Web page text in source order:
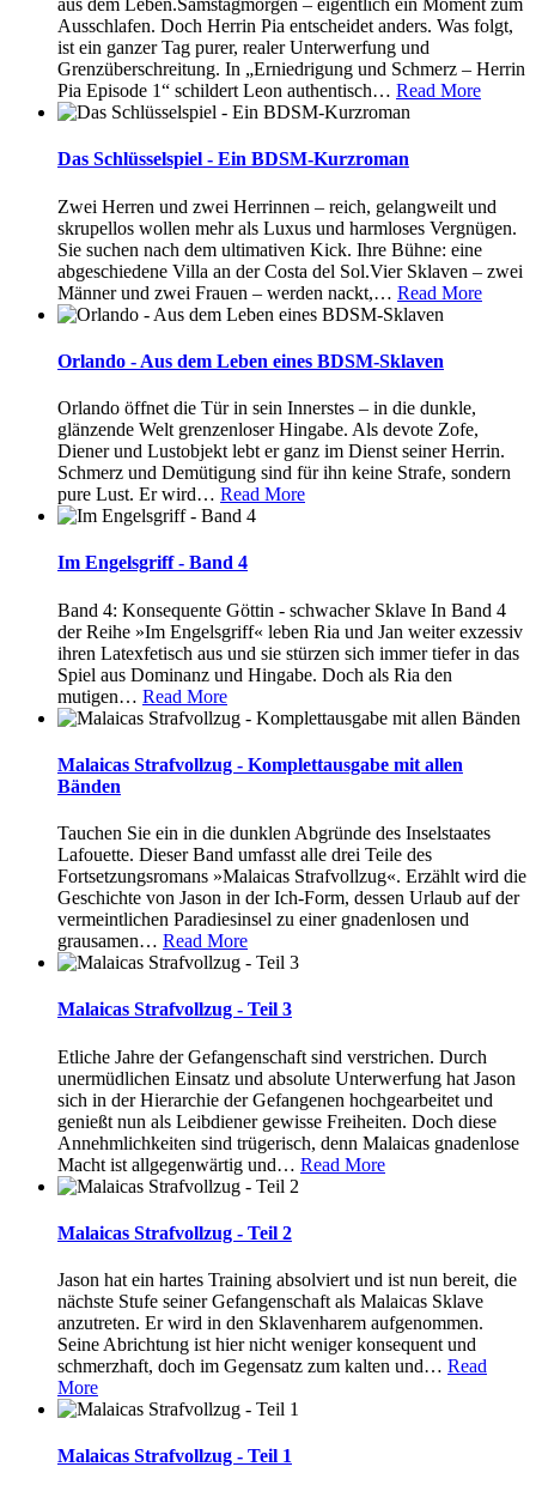
aus dem Leben.Samstagmorgen – eigentlich ein Moment zum
Ausschlafen. Doch Herrin Pia entscheidet anders. Was folgt,
ist ein ganzer Tag purer, realer Unterwerfung und
Grenzüberschreitung. In „Erniedrigung und Schmerz – Herrin
Pia Episode 1“ schildert Leon authentisch… Read More
Das Schlüsselspiel - Ein BDSM-Kurzroman
Zwei Herren und zwei Herrinnen – reich, gelangweilt und
skrupellos wollen mehr als Luxus und harmloses Vergnügen.
Sie suchen nach dem ultimativen Kick. Ihre Bühne: eine
abgeschiedene Villa an der Costa del Sol.Vier Sklaven – zwei
Männer und zwei Frauen – werden nackt,… Read More
Orlando - Aus dem Leben eines BDSM-Sklaven
Orlando öffnet die Tür in sein Innerstes – in die dunkle,
glänzende Welt grenzenloser Hingabe. Als devote Zofe,
Diener und Lustobjekt lebt er ganz im Dienst seiner Herrin.
Schmerz und Demütigung sind für ihn keine Strafe, sondern
pure Lust. Er wird… Read More
Im Engelsgriff - Band 4
Band 4: Konsequente Göttin - schwacher Sklave In Band 4
der Reihe »Im Engelsgriff« leben Ria und Jan weiter exzessiv
ihren Latexfetisch aus und sie stürzen sich immer tiefer in das
Spiel aus Dominanz und Hingabe. Doch als Ria den
mutigen… Read More
Malaicas Strafvollzug - Komplettausgabe mit allen
Bänden
Tauchen Sie ein in die dunklen Abgründe des Inselstaates
Lafouette. Dieser Band umfasst alle drei Teile des
Fortsetzungsromans »Malaicas Strafvollzug«. Erzählt wird die
Geschichte von Jason in der Ich-Form, dessen Urlaub auf der
vermeintlichen Paradiesinsel zu einer gnadenlosen und
grausamen… Read More
Malaicas Strafvollzug - Teil 3
Etliche Jahre der Gefangenschaft sind verstrichen. Durch
unermüdlichen Einsatz und absolute Unterwerfung hat Jason
sich in der Hierarchie der Gefangenen hochgearbeitet und
genießt nun als Leibdiener gewisse Freiheiten. Doch diese
Annehmlichkeiten sind trügerisch, denn Malaicas gnadenlose
Macht ist allgegenwärtig und… Read More
Malaicas Strafvollzug - Teil 2
Jason hat ein hartes Training absolviert und ist nun bereit, die
nächste Stufe seiner Gefangenschaft als Malaicas Sklave
anzutreten. Er wird in den Sklavenharem aufgenommen.
Seine Abrichtung ist hier nicht weniger konsequent und
schmerzhaft, doch im Gegensatz zum kalten und… Read
More
Malaicas Strafvollzug - Teil 1